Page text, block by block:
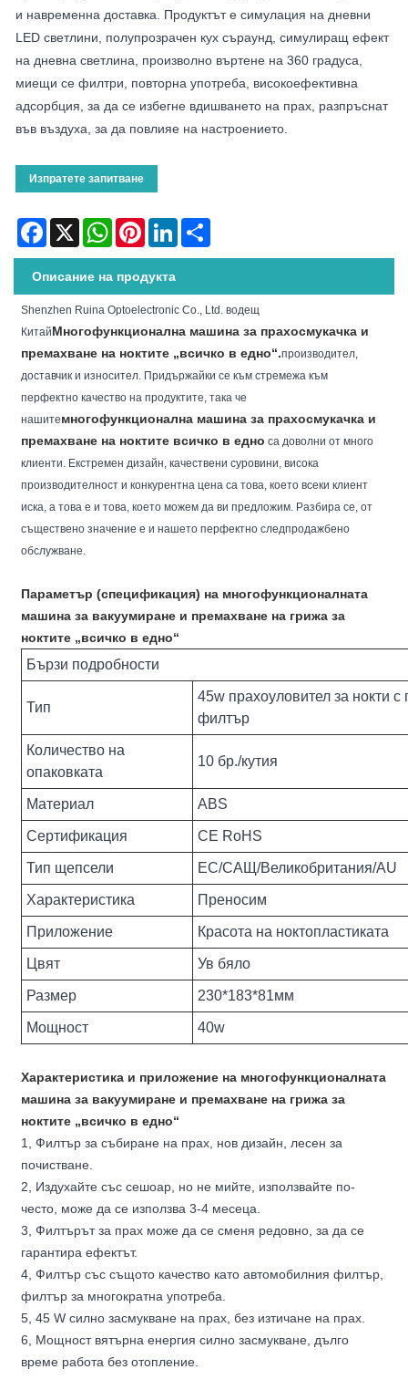
и навременна доставка. Продуктът е симулация на дневни
LED светлини, полупрозрачен кух съраунд, симулиращ ефект
на дневна светлина, произволно въртене на 360 градуса,
миещи се филтри, повторна употреба, високоефективна
адсорбция, за да се избегне вдишването на прах, разпръснат
във въздуха, за да повлияе на настроението.
Изпратете запитване
Facebook
X WhatsAppPinterestLinkedIn
Описание на продукта
Shenzhen Ruina Optoelectronic Co., Ltd. водещ
КитайМногофункционална машина за прахосмукачка и
премахване на ноктите „всичко в едно“.производител,
доставчик и износител. Придържайки се към стремежа към
перфектно качество на продуктите, така че
нашитемногофункционална машина за прахосмукачка и
премахване на ноктите всичко в едно са доволни от много
клиенти. Екстремен дизайн, качествени суровини, висока
производителност и конкурентна цена са това, което всеки клиент
иска, а това е и това, което можем да ви предложим. Разбира се, от
съществено значение е и нашето перфектно следпродажбено
обслужване.
Параметър (спецификация) на многофункционалната
машина за вакуумиране и премахване на грижа за
ноктите „всичко в едно“
Бързи подробности
Тип
45w прахоуловител за нокти
филтър
Количество на
опаковката
10 бр./кутия
Материал ABS
Сертификация CE RoHS
Тип щепсели ЕС/САЩ/Великобритания/AU
Характеристика Преносим
Приложение Красота на ноктопластиката
Цвят Ув бяло
Размер 230*183*81мм
Мощност 40w
Характеристика и приложение на многофункционалната
машина за вакуумиране и премахване на грижа за
ноктите „всичко в едно“
1, Филтър за събиране на прах, нов дизайн, лесен за
почистване.
2, Издухайте със сешоар, но не мийте, използвайте по-
често, може да се използва 3-4 месеца.
3, Филтърът за прах може да се сменя редовно, за да се
гарантира ефектът.
4, Филтър със същото качество като автомобилния филтър,
филтър за многократна употреба.
5, 45 W силно засмукване на прах, без изтичане на прах.
6, Мощност вятърна енергия силно засмукване, дълго
време работа без отопление.